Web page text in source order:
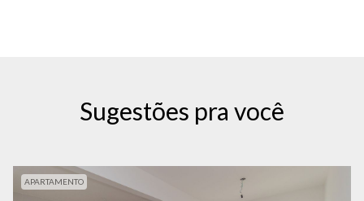
Sugestões pra você
APARTAMENTO